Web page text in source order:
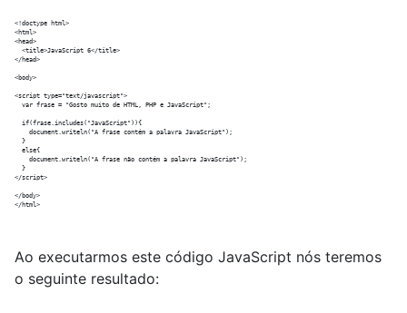
<!doctype html>
<html>
<head>
  <title>JavaScript 6</title>
</head>
<body>
<script type="text/javascript">
  var frase = "Gosto muito de HTML, PHP e JavaScript";
  if(frase.includes("JavaScript")){
    document.writeln("A frase contém a palavra JavaScript");
  }
  else{
    document.writeln("A frase não contém a palavra JavaScript");
  }
</script>
</body>
Ao executarmos este código JavaScript nós teremos
o seguinte resultado: